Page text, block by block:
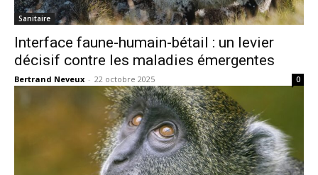
Sanitaire
Interface faune-humain-bétail : un levier
décisif contre les maladies émergentes
Bertrand Neveux - 22 octobre 2025 0